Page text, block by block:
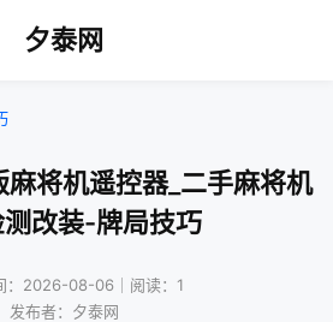
夕泰网
麻将机遥控器_二手麻将机
改装-牌局技巧
：2026-08-06｜阅读：1
发布者：夕泰网